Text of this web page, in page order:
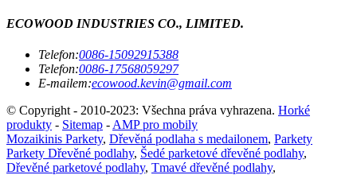
ECOWOOD INDUSTRIES CO., LIMITED.
Telefon:0086-15092915388
Telefon:0086-17568059297
E-mailem:ecowood.kevin@gmail.com
© Copyright - 2010-2023: Všechna práva vyhrazena. Horké
produkty - Sitemap - AMP pro mobily
Mozaikinis Parkety, Dřevěná podlaha s medailonem, Parkety
Parkety Dřevěné podlahy, Šedé parketové dřevěné podlahy,
Dřevěné parketové podlahy, Tmavé dřevěné podlahy,